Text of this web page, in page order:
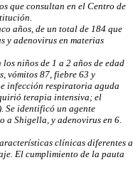
que consultan en el Centro de
años, de un total de 184 que
y adenovirus en materias
niños de 1 a 2 años de edad
vómitos 87, fiebre 63 y
infección respiratoria aguda
terapia intensiva; el
Se identificó un agente
a Shigella, y adenovirus en 6.
clínicas diferentes a
El cumplimiento de la pauta